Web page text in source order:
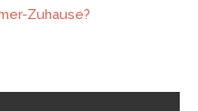
Zuhause?